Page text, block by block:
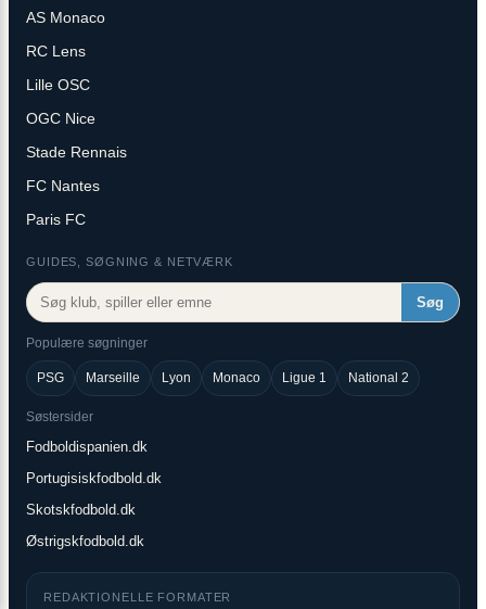
AS Monaco
RC Lens
Lille OSC
OGC Nice
Stade Rennais
FC Nantes
Paris FC
GUIDES, SØGNING & NETVÆRK
Søg
Populære søgninger
PSG Marseille Lyon Monaco Ligue 1 National 2
Søstersider
Fodboldispanien.dk
Portugisiskfodbold.dk
Skotskfodbold.dk
Østrigskfodbold.dk
REDAKTIONELLE FORMATER